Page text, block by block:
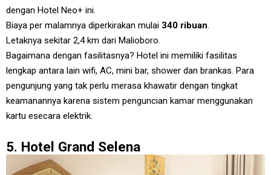
dengan Hotel Neo+ ini.
Biaya per malamnya diperkirakan mulai 340 ribuan.
Letaknya sekitar 2,4 km dari Malioboro.
Bagaimana dengan fasilitasnya? Hotel ini memiliki fasilitas
lengkap antara lain wifi, AC, mini bar, shower dan brankas. Para
pengunjung yang tak perlu merasa khawatir dengan tingkat
keamanannya karena sistem penguncian kamar menggunakan
kartu esecara elektrik.
5. Hotel Grand Selena